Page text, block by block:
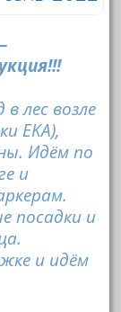
лес возле
EKA),
Идём по
и
посадки и
и идём